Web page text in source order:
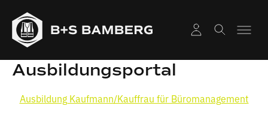
Ausbildungsportal
Ausbildung Kaufmann/Kauffrau für Büromanagement